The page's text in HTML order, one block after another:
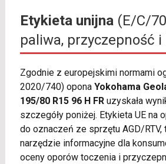
Etykieta unijna(E/C/
paliwa, przyczepność i
Zgodnie z europejskimi normami
2020/740) opona Yokohama
195/80 R15 96 H FRuzyskała
szczegóły poniżej. Etykieta UE na
do oznaczeń ze sprzętu AGD/
narzędzie informacyjne dla
oceny oporów toczenia i